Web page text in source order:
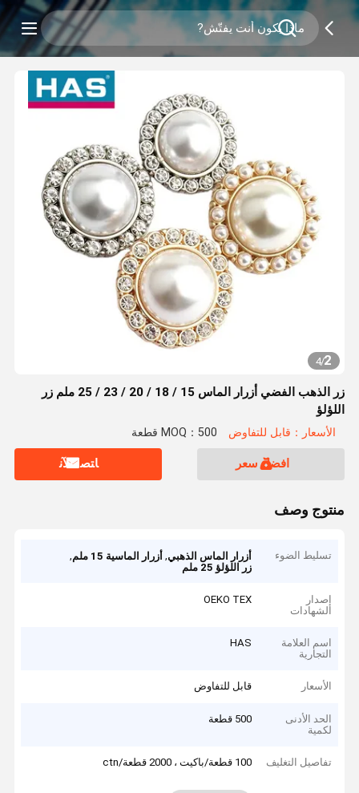
2
/
4
زر الذهب الفضي أزرار الماس 15 / 18 / 20 / 23 / 25 ملم زر
اللؤلؤ
الأسعار：قابل للتفاوض MOQ：500 قطعة
افضل سعر ﺎﺘﺼﻟ ﺍﻶﻧ
منتوج وصف
تسليط الضوء أزرار الماس الذهبي,أزرار الماسية 15 ملم
,
زر اللؤلؤ 25 ملم
إصدار
الشهادات
OEKO TEX
اسم العلامة
التجارية
HAS
الأسعار قابل للتفاوض
الحد الأدنى
لكمية
500 قطعة
تفاصيل التغليف 100 قطعة/باكيت ، 2000 قطعة/ctn